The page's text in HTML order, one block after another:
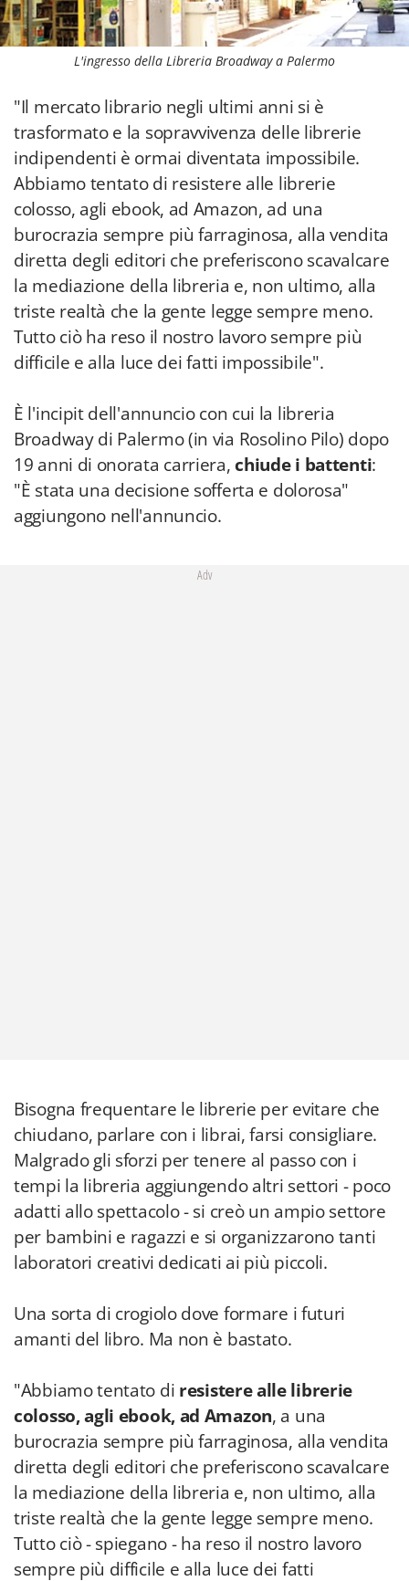
L'ingresso della Libreria Broadway a Palermo
"Il mercato librario negli ultimi anni si è
trasformato e la sopravvivenza delle librerie
indipendenti è ormai diventata impossibile.
Abbiamo tentato di resistere alle librerie
colosso, agli ebook, ad Amazon, ad una
burocrazia sempre più farraginosa, alla vendita
diretta degli editori che preferiscono scavalcare
la mediazione della libreria e, non ultimo, alla
triste realtà che la gente legge sempre meno.
Tutto ciò ha reso il nostro lavoro sempre più
difficile e alla luce dei fatti impossibile".
È l'incipit dell'annuncio con cui la libreria
Broadway di Palermo (in via Rosolino Pilo) dopo
19 anni di onorata carriera, chiude i battenti:
"È stata una decisione sofferta e dolorosa"
aggiungono nell'annuncio.
Adv
Bisogna frequentare le librerie per evitare che
chiudano, parlare con i librai, farsi consigliare.
Malgrado gli sforzi per tenere al passo con i
tempi la libreria aggiungendo altri settori - poco
adatti allo spettacolo - si creò un ampio settore
per bambini e ragazzi e si organizzarono tanti
laboratori creativi dedicati ai più piccoli.
Una sorta di crogiolo dove formare i futuri
amanti del libro. Ma non è bastato.
"Abbiamo tentato di resistere alle librerie
colosso, agli ebook, ad Amazon, a una
burocrazia sempre più farraginosa, alla vendita
diretta degli editori che preferiscono scavalcare
la mediazione della libreria e, non ultimo, alla
triste realtà che la gente legge sempre meno.
Tutto ciò - spiegano - ha reso il nostro lavoro
sempre più difficile e alla luce dei fatti